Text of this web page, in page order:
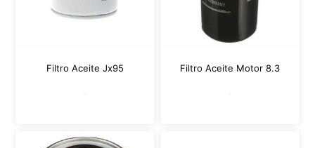
Filtro Aceite Jx95 Filtro Aceite Motor 8.3